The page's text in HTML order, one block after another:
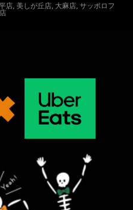
店,美しが丘店, 大麻店,サッポロフ